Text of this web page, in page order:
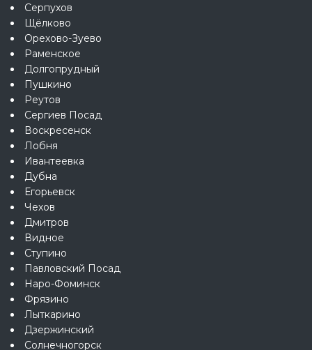
Серпухов
Щёлково
Орехово-Зуево
Раменское
Долгопрудный
Пушкино
Реутов
Сергиев Посад
Воскресенск
Лобня
Ивантеевка
Дубна
Егорьевск
Чехов
Дмитров
Видное
Ступино
Павловский Посад
Наро-Фоминск
Фрязино
Лыткарино
Дзержинский
Солнечногорск